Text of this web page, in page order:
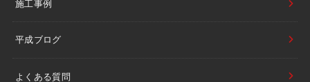
施工事例
平成ブログ
よくある質問